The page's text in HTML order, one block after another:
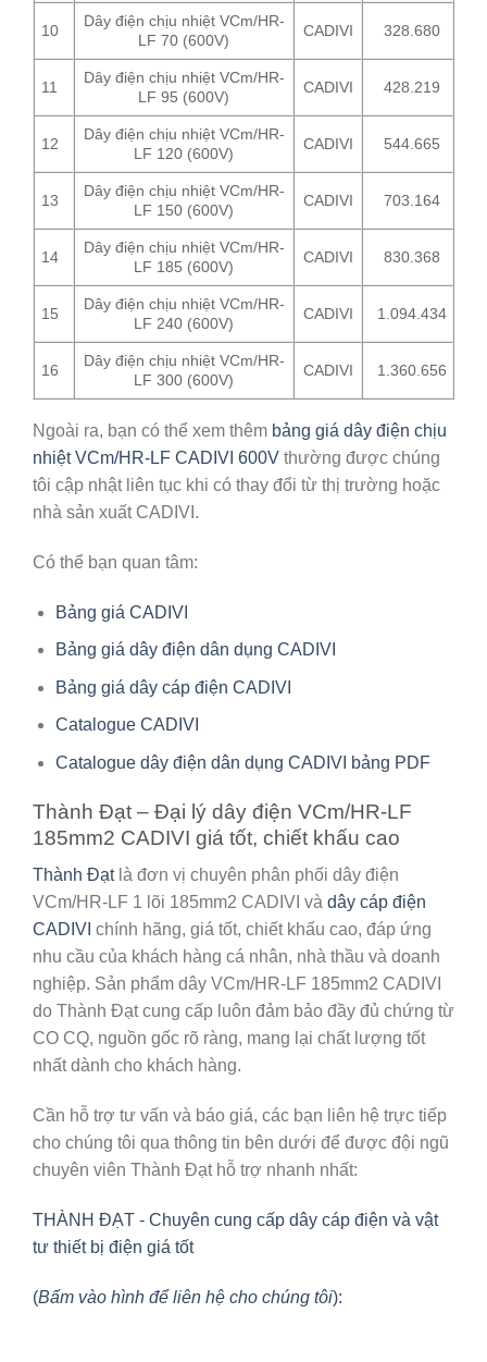
10
Dây điện chịu nhiệt VCm/HR-
LF 70 (600V)
CADIVI 328.680
11
Dây điện chịu nhiệt VCm/HR-
LF 95 (600V)
CADIVI 428.219
12
Dây điện chịu nhiệt VCm/HR-
LF 120 (600V)
CADIVI 544.665
13
Dây điện chịu nhiệt VCm/HR-
LF 150 (600V)
CADIVI 703.164
14
Dây điện chịu nhiệt VCm/HR-
LF 185 (600V)
CADIVI 830.368
15
Dây điện chịu nhiệt VCm/HR-
LF 240 (600V)
CADIVI 1.094.434
16
Dây điện chịu nhiệt VCm/HR-
LF 300 (600V)
CADIVI 1.360.656
Ngoài ra, bạn có thể xem thêm bảng giá dây điện chịu
nhiệt VCm/HR-LF CADIVI 600V thường được chúng
tôi cập nhật liên tục khi có thay đổi từ thị trường hoặc
nhà sản xuất CADIVI.
Có thể bạn quan tâm:
Bảng giá CADIVI
Bảng giá dây điện dân dụng CADIVI
Bảng giá dây cáp điện CADIVI
Catalogue CADIVI
Catalogue dây điện dân dụng CADIVI bảng PDF
Thành Đạt – Đại lý dây điện VCm/HR-LF
185mm2 CADIVI giá tốt, chiết khấu cao
Thành Đạtlà đơn vị chuyên phân phối dây điện
VCm/HR-LF 1 lõi 185mm2 CADIVI và dây cáp điện
CADIVI chính hãng, giá tốt, chiết khấu cao, đáp ứng
nhu cầu của khách hàng cá nhân, nhà thầu và doanh
nghiệp. Sản phẩm dây VCm/HR-LF 185mm2 CADIVI
do Thành Đạt cung cấp luôn đảm bảo đầy đủ chứng từ
CO CQ, nguồn gốc rõ ràng, mang lại chất lượng tốt
nhất dành cho khách hàng.
Cần hỗ trợ tư vấn và báo giá, các bạn liên hệ trực tiếp
cho chúng tôi qua thông tin bên dưới để được đội ngũ
chuyên viên Thành Đạt hỗ trợ nhanh nhất:
THÀNH ĐẠT - Chuyên cung cấp dây cáp điện và vật
tư thiết bị điện giá tốt
(Bấm vào hình để liên hệ cho chúng tôi):